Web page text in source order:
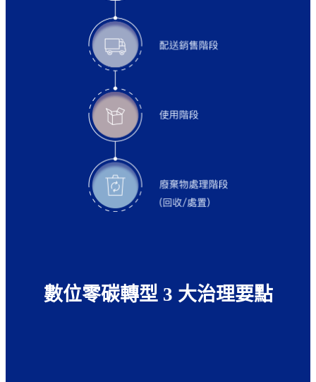
數位零碳轉型 3 大治理要點